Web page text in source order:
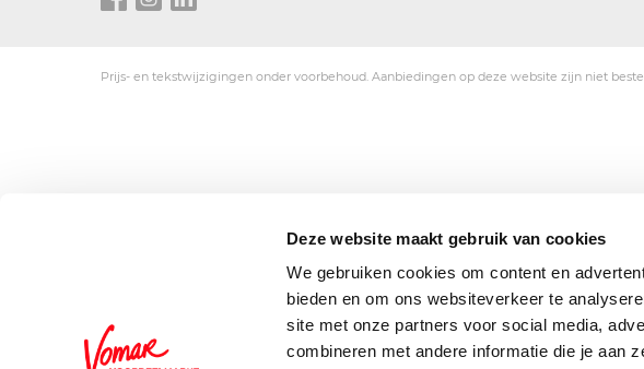
Deze website maakt gebruik van cookies
We gebruiken cookies om content en
bieden en om ons websiteverkeer te
site met onze partners voor social media,
combineren met andere informatie die je aan
Prijs- en tekstwijzigingen onder voorbehoud. Aanbiedingen op deze website zijn niet